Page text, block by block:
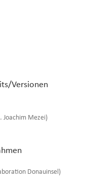
Versionen
Joachim Mezei)
Donauinsel)